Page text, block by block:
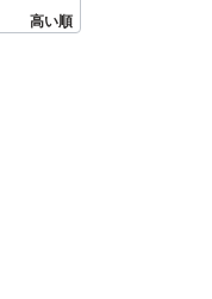
高い順